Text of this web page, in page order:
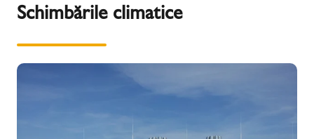
Schimbările climatice